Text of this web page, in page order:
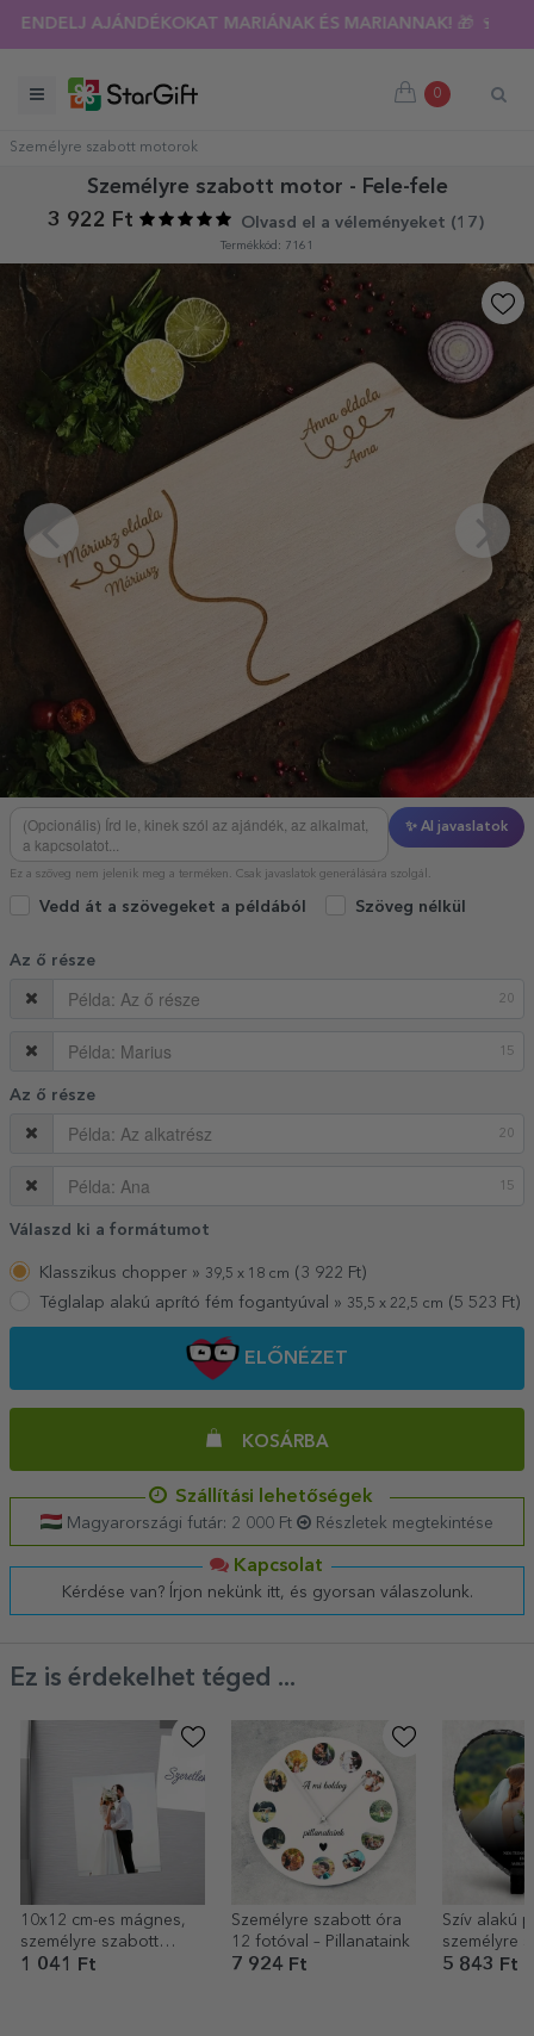
RENDELJ AJÁNDÉKOKAT MARIÁNAK ÉS MARIANNAK! 🎁 🍷
0
Személyre szabott motorok
Személyre szabott motor - Fele-fele
3 922 Ft
Olvasd el a véleményeket (17 )
Termékkód: 7161
✨ AI javaslatok
Ez a szöveg nem jelenik meg a terméken. Csak javaslatok generálására szolgál.
Vedd át a szövegeket a példából Szöveg nélkül
Az ő része
20
15
Az ő része
20
15
Válaszd ki a formátumot
Klasszikus chopper » 39,5 x 18 cm (3 922 Ft)
Téglalap alakú aprító fém fogantyúval » 35,5 x 22,5 cm (5 523 Ft)
ELŐNÉZET
KOSÁRBA
Szállítási lehetőségek
Magyarországi futár: 2 000 Ft Részletek megtekintése
Kapcsolat
Kérdése van? Írjon nekünk itt, és gyorsan válaszolunk.
Ez is érdekelhet téged ...
10x12 cm-es mágnes,
személyre szabott
fotóval
1 041 Ft
Személyre szabott óra
12 fotóval – Pillanataink
7 924 Ft
Szív alakú
személyre
üzenettel
5 843 Ft